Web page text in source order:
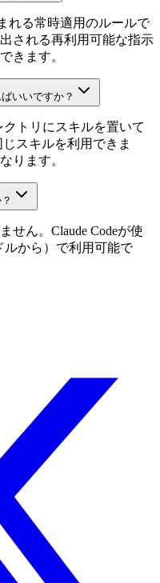
れる常時適用のルールで
される再利用可能な指示
きます。
いいですか？
クトリにスキルを置いて
スキルを利用できま
ります。
せん。Claude Codeが使
ルから）で利用可能で